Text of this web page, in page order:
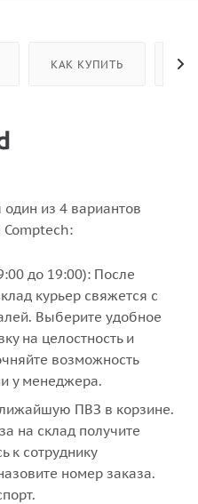
КАК КУПИТЬ
из 4 вариантов
до 19:00): После
курьер свяжется с
Выберите удобное
на целостность и
возможность
у менеджера.
ПВЗ в корзине.
на склад получите
к сотруднику
номер заказа.